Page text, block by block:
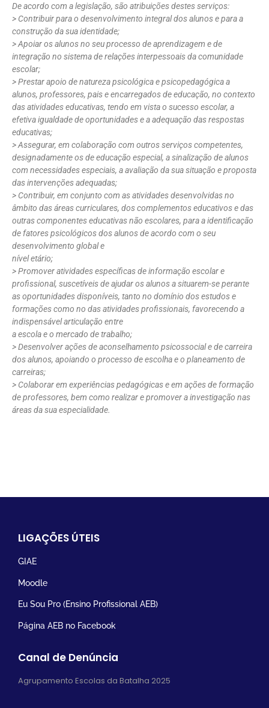
De acordo com a legislação, são atribuições destes serviços:
> Contribuir para o desenvolvimento integral dos alunos e para a
construção da sua identidade;
> Apoiar os alunos no seu processo de aprendizagem e de
integração no sistema de relações interpessoais da comunidade
escolar;
> Prestar apoio de natureza psicológica e psicopedagógica a
alunos, professores, pais e encarregados de educação, no contexto
das atividades educativas, tendo em vista o sucesso escolar, a
efetiva igualdade de oportunidades e a adequação das respostas
educativas;
> Assegurar, em colaboração com outros serviços competentes,
designadamente os de educação especial, a sinalização de alunos
com necessidades especiais, a avaliação da sua situação e proposta
das intervenções adequadas;
> Contribuir, em conjunto com as atividades desenvolvidas no
âmbito das áreas curriculares, dos complementos educativos e das
outras componentes educativas não escolares, para a identificação
de fatores psicológicos dos alunos de acordo com o seu
desenvolvimento global e
nível etário;
> Promover atividades específicas de informação escolar e
profissional, suscetíveis de ajudar os alunos a situarem-se perante
as oportunidades disponíveis, tanto no domínio dos estudos e
formações como no das atividades profissionais, favorecendo a
indispensável articulação entre
a escola e o mercado de trabalho;
> Desenvolver ações de aconselhamento psicossocial e de carreira
dos alunos, apoiando o processo de escolha e o planeamento de
carreiras;
> Colaborar em experiências pedagógicas e em ações de formação
de professores, bem como realizar e promover a investigação nas
áreas da sua especialidade.
LIGAÇÕES ÚTEIS
GIAE
Moodle
Eu Sou Pro (Ensino Profissional AEB)
Página AEB no Facebook
Canal de Denúncia
Agrupamento Escolas da Batalha 2025